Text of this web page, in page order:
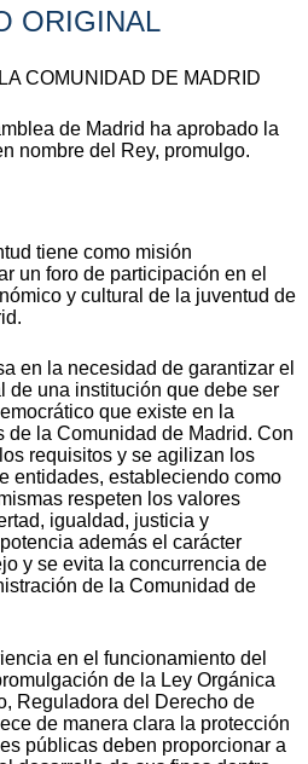
ORIGINAL
COMUNIDAD DE MADRID
de Madrid ha aprobado la
nombre del Rey, promulgo.
tiene como misión
un foro de participación en el
y cultural de la juventud de
en la necesidad de garantizar el
de una institución que debe ser
que existe en la
de la Comunidad de Madrid. Con
requisitos y se agilizan los
entidades, estableciendo como
respeten los valores
igualdad, justicia y
además el carácter
y se evita la concurrencia de
de la Comunidad de
en el funcionamiento del
de la Ley Orgánica
Reguladora del Derecho de
de manera clara la protección
públicas deben proporcionar a